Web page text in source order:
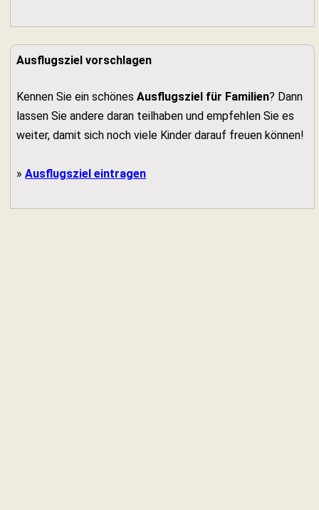
Ausflugsziel vorschlagen
Kennen Sie ein schönes Ausflugsziel für Familien? Dann
lassen Sie andere daran teilhaben und empfehlen Sie es
weiter, damit sich noch viele Kinder darauf freuen können!
» Ausflugsziel eintragen